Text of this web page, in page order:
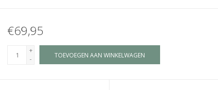
Merken
€69,95
+
-
TOEVOEGEN AAN WINKELWAGEN